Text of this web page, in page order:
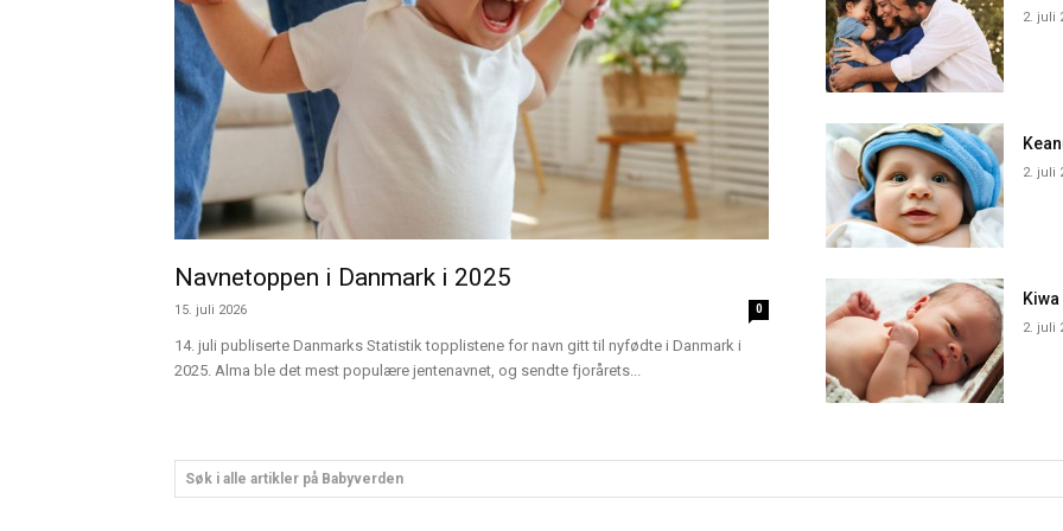
Navnetoppen i Danmark i 2025
15. juli 2026 0
14. juli publiserte Danmarks Statistik topplistene for navn gitt til nyfødte i Danmark i
2025. Alma ble det mest populære jentenavnet, og sendte fjorårets...
2. juli
2. juli
Kiwa
2. juli
Søk i alle artikler på Babyverden